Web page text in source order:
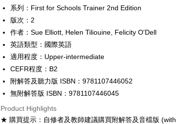
Google Pay
Shipping Method
全家取貨付款
付款後全家取貨
NT$60/order
系列：First for Schools Trainer 2nd Edition
版次：2
作者：Sue Elliott, Helen Tiliouine, Felicity O'Dell
英語類型：國際英語
適用程度：Upper-intermediate
CEFR程度：B2
附解答及聽力版 ISBN：9781107446052
無附解答版 ISBN：9781107446045
Product Highlights
★ 購買提示：自修者及教師建議購買附解答及音檔版 (with